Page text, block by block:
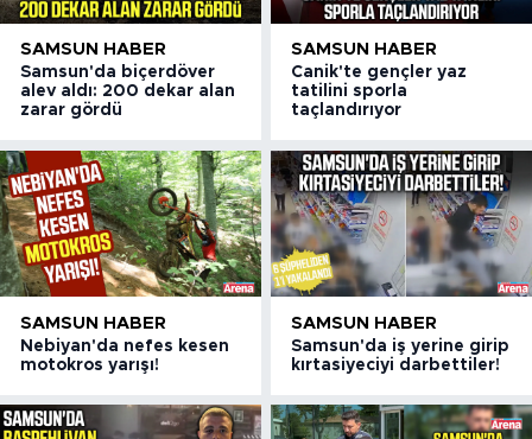
SAMSUN HABER
Samsun'da biçerdöver
alev aldı: 200 dekar alan
zarar gördü
SAMSUN HABER
Canik'te gençler yaz
tatilini sporla
taçlandırıyor
SAMSUN HABER
Nebiyan'da nefes kesen
motokros yarışı!
SAMSUN HABER
Samsun'da iş yerine girip
kırtasiyeciyi darbettiler!